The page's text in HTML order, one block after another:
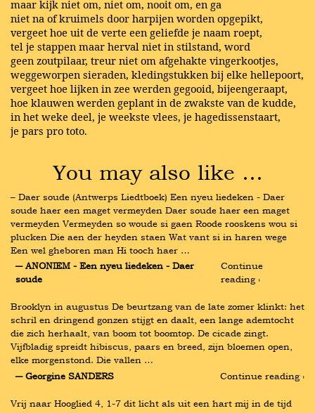
maar kijk niet om, niet om, nooit om, en ga
niet na of kruimels door harpijen worden opgepikt,
vergeet hoe uit de verte een geliefde je naam roept,
tel je stappen maar herval niet in stilstand, word
geen zoutpilaar, treur niet om afgehakte vingerkootjes,
weggeworpen sieraden, kledingstukken bij elke hellepoort,
vergeet hoe lijken in zee werden gegooid, bijeengeraapt,
hoe klauwen werden geplant in de zwakste van de kudde,
in het weke deel, je weekste vlees, je hagedissenstaart,
je pars pro toto.
You may also like …
– Daer soude (Antwerps Liedtboek) Een nyeu liedeken - Daer
soude haer een maget vermeyden Daer soude haer een maget
vermeyden Vermeyden so woude si gaen Roode rooskens wou si
plucken Die aen der heyden staen Wat vant si in haren wege
Een wel gheboren man Hi tooch haer …
― ANONIEM - Een nyeu liedeken - Daer
soude
Continue
reading ›
Brooklyn in augustus De beurtzang van de late zomer klinkt: het
schril en dringend gonzen stijgt en daalt, een lange ademtocht
die zich herhaalt, van boom tot boomtop. De cicade zingt.
Vijfbladig spreidt hibiscus, paars en breed, zijn bloemen open,
elke morgenstond. Die vallen …
― Georgine SANDERS
Continue reading ›
Vrij naar Hooglied 4, 1-7 dit licht als uit een hart mij in de tijd